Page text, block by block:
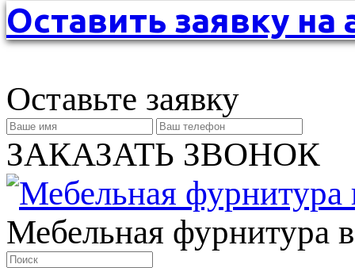
Оставить заявку на
Оставьте заявку
ЗАКАЗАТЬ ЗВОНОК
Мебельная фурнитура